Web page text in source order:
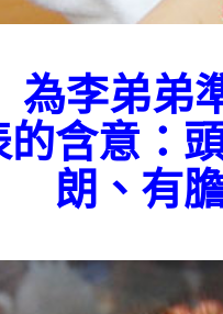
為李弟弟
含意：
朗、有